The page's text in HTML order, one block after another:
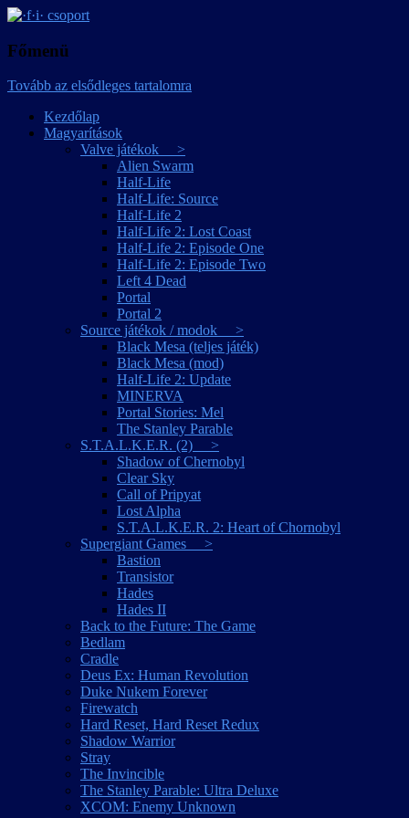
·f·i· csoport
Főmenü
Tovább az elsődleges tartalomra
Kezdőlap
Magyarítások
Valve játékok >
Alien Swarm
Half-Life
Half-Life: Source
Half-Life 2
Half-Life 2: Lost Coast
Half-Life 2: Episode One
Half-Life 2: Episode Two
Left 4 Dead
Portal
Portal 2
Source játékok / modok >
Black Mesa (teljes játék)
Black Mesa (mod)
Half-Life 2: Update
MINERVA
Portal Stories: Mel
The Stanley Parable
S.T.A.L.K.E.R. (2) >
Shadow of Chernobyl
Clear Sky
Call of Pripyat
Lost Alpha
S.T.A.L.K.E.R. 2: Heart of Chornobyl
Supergiant Games >
Bastion
Transistor
Hades
Hades II
Back to the Future: The Game
Bedlam
Cradle
Deus Ex: Human Revolution
Duke Nukem Forever
Firewatch
Hard Reset, Hard Reset Redux
Shadow Warrior
Stray
The Invincible
The Stanley Parable: Ultra Deluxe
XCOM: Enemy Unknown